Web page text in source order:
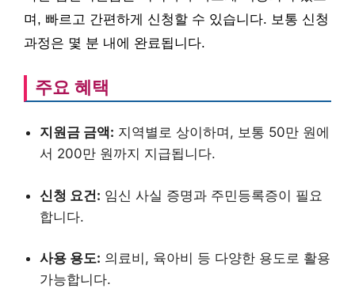
며, 빠르고 간편하게 신청할 수 있습니다. 보통 신청
과정은 몇 분 내에 완료됩니다.
주요 혜택
지원금 금액: 지역별로 상이하며, 보통 50만 원에
서 200만 원까지 지급됩니다.
신청 요건: 임신 사실 증명과 주민등록증이 필요
합니다.
사용 용도: 의료비, 육아비 등 다양한 용도로 활용
가능합니다.